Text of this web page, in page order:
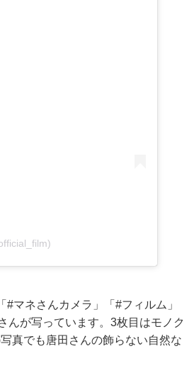
マネさんカメラ」「#フィルム」
んが写っています。3枚目はモノク
真でも唐田さんの飾らない自然な